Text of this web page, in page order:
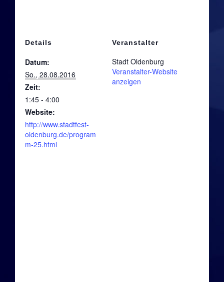
Die 2010er
Die 2010er: Die Archetypen
Details
Datum:
So., 28.08.2016
Zeit:
1:45 - 4:00
Website:
http://www.stadtfest-
oldenburg.de/program
m-25.html
Veranstalter
Stadt Oldenburg
Veranstalter-Website
anzeigen